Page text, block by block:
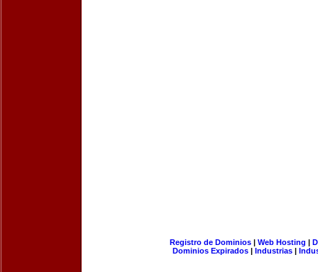
Registro de Dominios| Web Hosting |
Dominios Expirados | Industrias |